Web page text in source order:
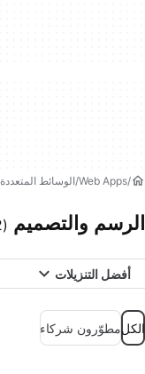
Web Apps الوسائط المتعددة
الرسم والتصميم (32 برامج)
أفضل التنزيلات
الكلمطوّرون شركاء